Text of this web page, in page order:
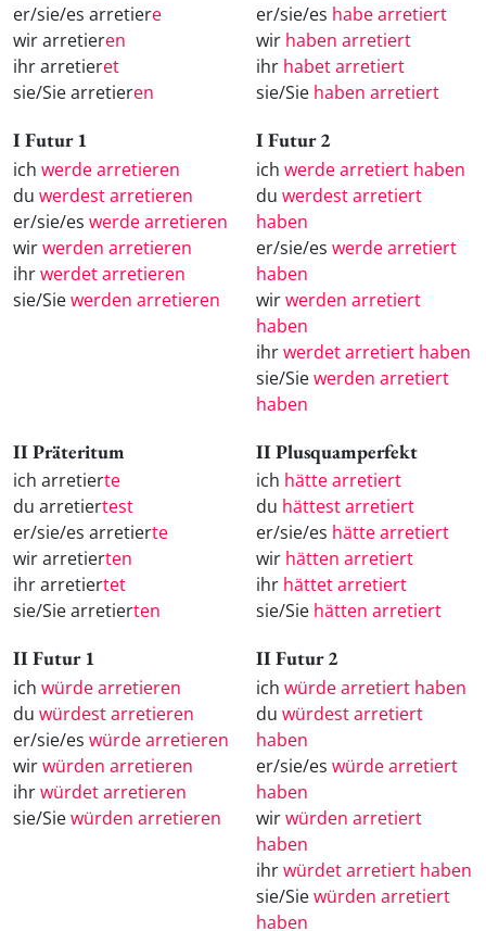
er/sie/es arretiere
wir arretieren
ihr arretieret
sie/Sie arretieren
er/sie/es habe arretiert
wir haben arretiert
ihr habet arretiert
sie/Sie haben arretiert
I Futur 1
ich werde arretieren
du werdest arretieren
er/sie/es werde arretieren
wirwerden arretieren
ihrwerdet arretieren
sie/Siewerden arretieren
I Futur 2
ich werde arretiert haben
du werdest arretiert
haben
er/sie/es werde arretiert
haben
wirwerden arretiert
haben
ihrwerdet arretiert haben
sie/Siewerden arretiert
haben
II Präteritum
ich arretierte
du arretiertest
er/sie/es arretierte
wir arretierten
ihr arretiertet
sie/Sie arretierten
II Plusquamperfekt
ich hätte arretiert
du hättest arretiert
er/sie/es hätte arretiert
wir hätten arretiert
ihr hättet arretiert
sie/Sie hätten arretiert
II Futur 1
ich würde arretieren
du würdest arretieren
er/sie/es würde arretieren
wirwürden arretieren
ihrwürdet arretieren
sie/Siewürden arretieren
II Futur 2
ich würde arretiert haben
du würdest arretiert
haben
er/sie/es würde arretiert
haben
wirwürden arretiert
haben
ihrwürdet arretiert haben
sie/Siewürden arretiert
haben